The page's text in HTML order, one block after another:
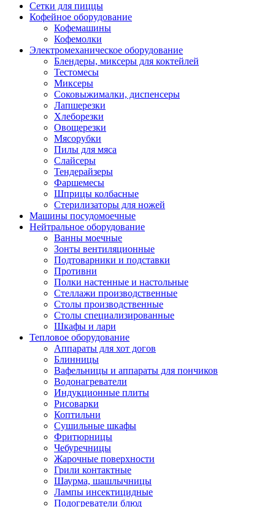
Сетки для пиццы
Кофейное оборудование
Кофемашины
Кофемолки
Электромеханическое оборудование
Блендеры, миксеры для коктейлей
Тестомесы
Миксеры
Соковыжималки, диспенсеры
Лапшерезки
Хлеборезки
Овощерезки
Мясорубки
Пилы для мяса
Слайсеры
Тендерайзеры
Фаршемесы
Шприцы колбасные
Стерилизаторы для ножей
Машины посудомоечные
Нейтральное оборудование
Ванны моечные
Зонты вентиляционные
Подтоварники и подставки
Противни
Полки настенные и настольные
Стеллажи производственные
Столы производственные
Столы специализированные
Шкафы и лари
Тепловое оборудование
Аппараты для хот догов
Блинницы
Вафельницы и аппараты для пончиков
Водонагреватели
Индукционные плиты
Рисоварки
Коптильни
Сушильные шкафы
Фритюрницы
Чебуречницы
Жарочные поверхности
Грили контактные
Шаурма, шашлычницы
Лампы инсектицидные
Подогреватели блюд